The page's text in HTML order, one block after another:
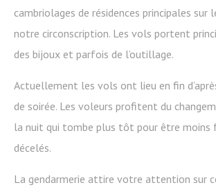
cambriolages de résidences principales sur
notre circonscription. Les vols portent
des bijoux et parfois de l’outillage.
Actuellement les vols ont lieu en fin
de soirée. Les voleurs profitent du
la nuit qui tombe plus tôt pour être moins
décelés.
La gendarmerie attire votre attention sur